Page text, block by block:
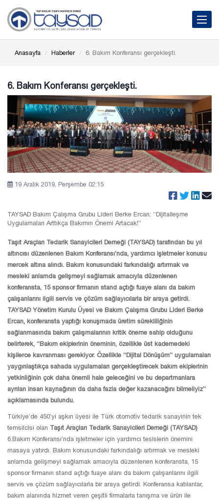
Toggle
Anasayfa Haberler 6. Bakım Konferansı gerçekleşti.
6. Bakım Konferansı gerçekleşti.
19 Aralık 2019, Perşembe 02:15
TAYSAD Bakım Çalışma Grubu Lideri Berke Ercan: “Dijitalleşme
Uygulamaları Arttıkça Bakımın Önemi Artacak!”
Taşıt Araçları Tedarik Sanayicileri Derneği (TAYSAD) tarafından bu yıl
altıncısı düzenlenen Bakım Konferansı’nda, yardımcı işletmeler konusu
mercek altına alındı. Bakım konusundaki farkındalığı artırmak ve
mesleki anlamda gelişmeyi sağlamak amacıyla düzenlenen
konferansta, 15 sponsor firmanın stand açtığı fuaye alanı da bakım
çalışanlarını ilgili servis ve çözüm sağlayıcılarla bir araya getirdi.
TAYSAD Yönetim Kurulu Üyesi ve Bakım Çalışma Grubu Lideri Berke
Ercan, konferansta yaptığı konuşmada üretim sürekliliğinin
sağlanmasında bakım çalışmalarının kritik öneme sahip olduğunu
belirterek, “Bakım ekiplerinin öneminin, özellikle üst kademedeki
kişilerce kavranması gerekiyor. Özellikle “Dijital Dönüşüm” uygulamaları
yaygınlaştıkça sahada uygulamaları gerçekleştirecek bakım ekiplerinin
yetkinliğinin çok daha önemli hale geleceğini ve bu departmanlara
ayrılan insan kaynağının da daha fazla değer kazanacağını bilmeliyiz”
açıklamasında bulundu.
Türkiye’de 450’yi aşkın üyesi ile Türk otomotiv tedarik sanayinin tek
temsilcisi olan Taşıt Araçları Tedarik Sanayicileri Derneği (TAYSAD)
6.Bakım Konferansı’nda işletmeler için yardımcı tesislerin önemini
masaya yatırdı. Bakım konusundaki farkındalığı artırmak ve mesleki
anlamda gelişmeyi sağlamak amacıyla düzenlenen konferansta, 15
sponsor firmanın stand açtığı fuaye alanı da bakım çalışanlarını ilgili
servis ve çözüm sağlayıcılarla bir araya getirdi. Konferansa katılanlar,
bakım alanında hizmet veren çeşitli firmalarla tanışma ve ürün ile